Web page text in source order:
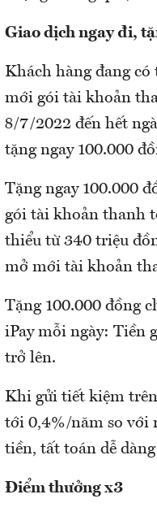
Giao dịch ngay đi,
Khách hàng đang
mới gói tài khoản
8/7/2022 đến hết
tặng ngay 100.000
Tặng ngay 100.000
gói tài khoản thanh
thiểu từ 340 triệu
mở mới tài khoản
Tặng 100.000 đồng
iPay mỗi ngày: Tiền
trở lên.
Khi gửi tiết kiệm
tới 0,4%/năm so với
tiền, tất toán dễ
Điểm thưởng x3